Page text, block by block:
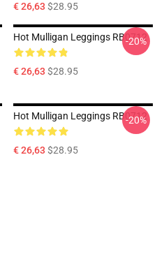
€ 26,63 $28.95
Hot Mulligan Leggings RB0712
€ 26,63 $28.95
-20%
Hot Mulligan Leggings RB0712
€ 26,63 $28.95
-20%